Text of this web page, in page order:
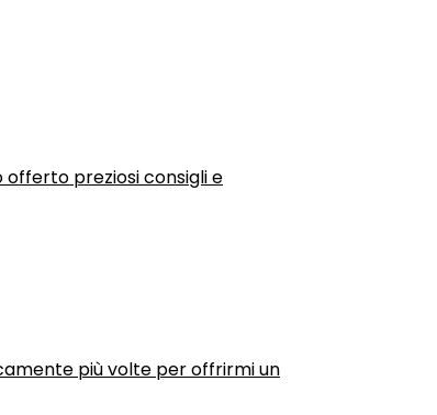
preziosi consigli e
più volte per offrirmi un